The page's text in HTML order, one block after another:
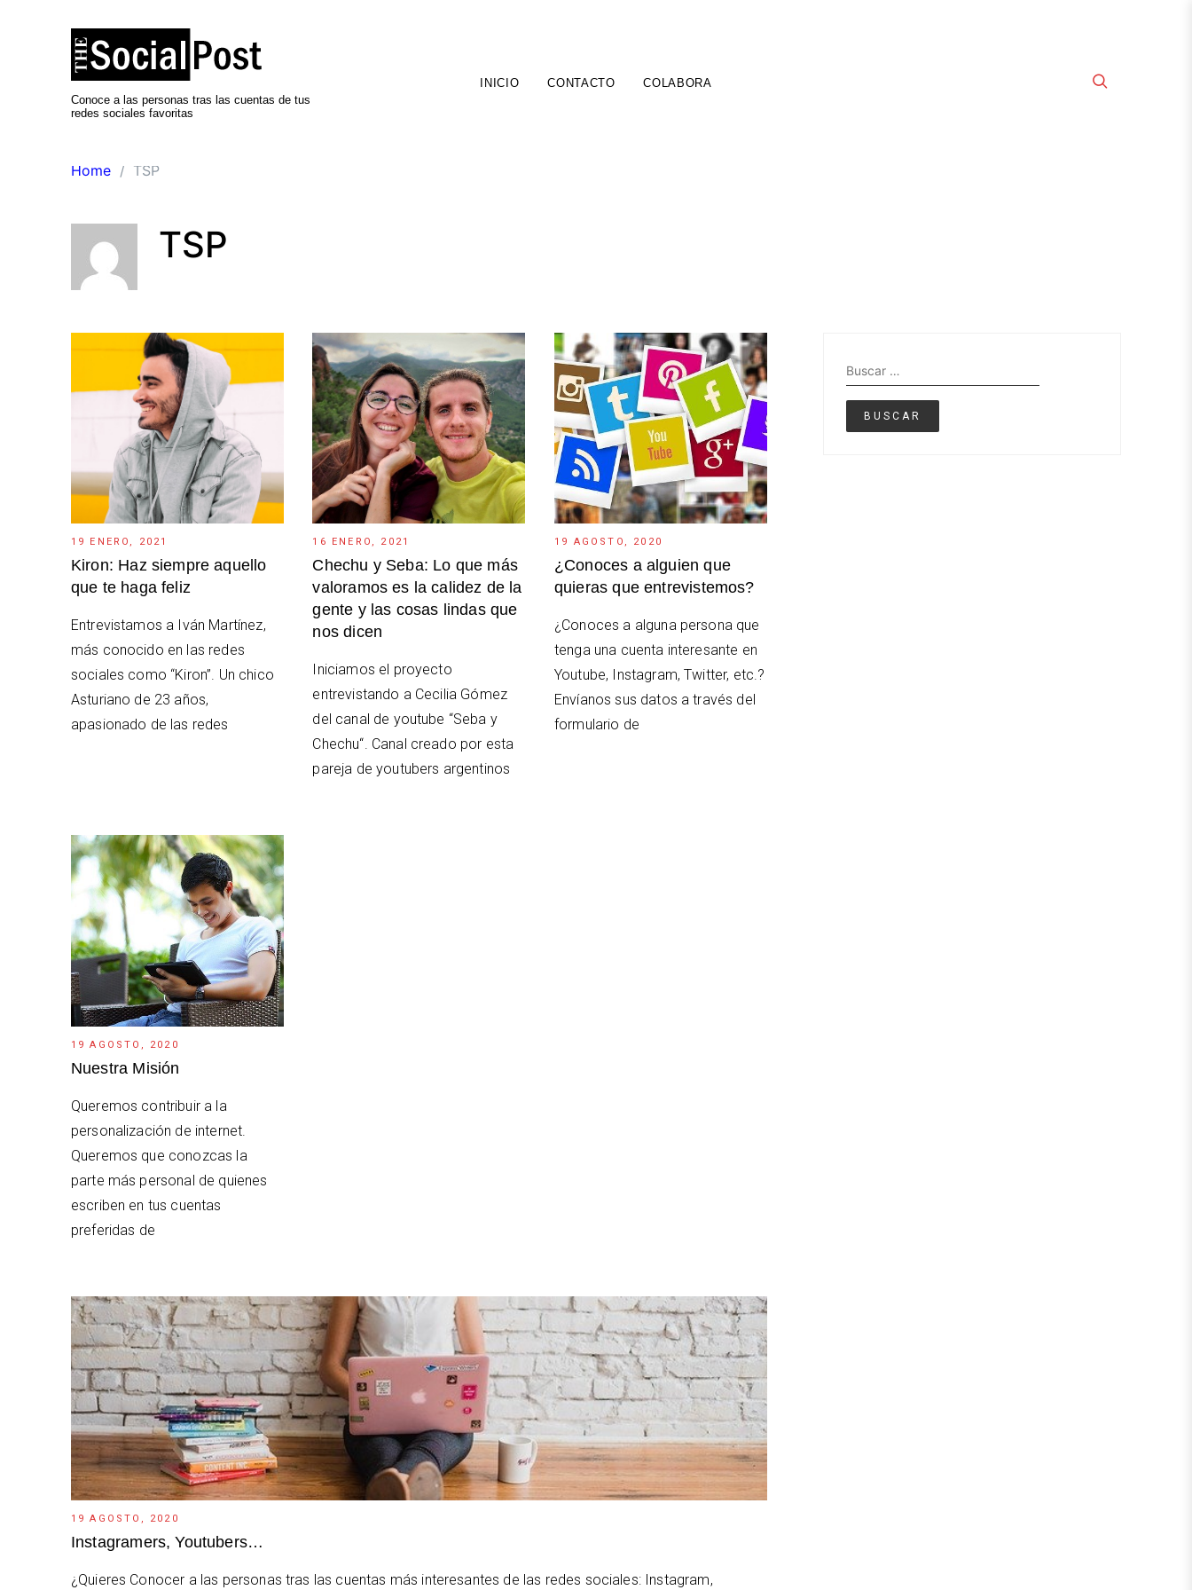
Conoce a las personas tras las cuentas de tus
redes sociales favoritas
INICIO CONTACTO COLABORA
Home TSP
TSP
19 ENERO, 2021
Kiron: Haz siempre aquello
que te haga feliz
Entrevistamos a Iván Martínez,
más conocido en las redes
sociales como “Kiron”. Un chico
Asturiano de 23 años,
apasionado de las redes
16 ENERO, 2021
Chechu y Seba: Lo que más
valoramos es la calidez de la
gente y las cosas lindas que
nos dicen
Iniciamos el proyecto
entrevistando a Cecilia Gómez
del canal de youtube “Seba y
Chechu“. Canal creado por esta
pareja de youtubers argentinos
19 AGOSTO, 2020
¿Conoces a alguien que
quieras que entrevistemos?
¿Conoces a alguna persona que
tenga una cuenta interesante en
Youtube, Instagram, Twitter, etc.?
Envíanos sus datos a través del
formulario de
19 AGOSTO, 2020
Nuestra Misión
Queremos contribuir a la
personalización de internet.
Queremos que conozcas la
parte más personal de quienes
escriben en tus cuentas
preferidas de
19 AGOSTO, 2020
Instagramers, Youtubers…
¿Quieres Conocer a las personas tras las cuentas más interesantes de las redes sociales: Instagram,
Buscar: